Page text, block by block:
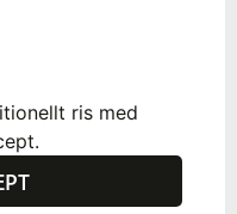
ris med